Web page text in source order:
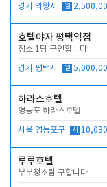
경기 의왕시 월
호텔야자 평택역점
청소 1팀 구인합니다
경기 평택시 월
하라스호텔
영등포 하라스호텔
서울 영등포구 시
루루호텔
부부청소팀 구합니다